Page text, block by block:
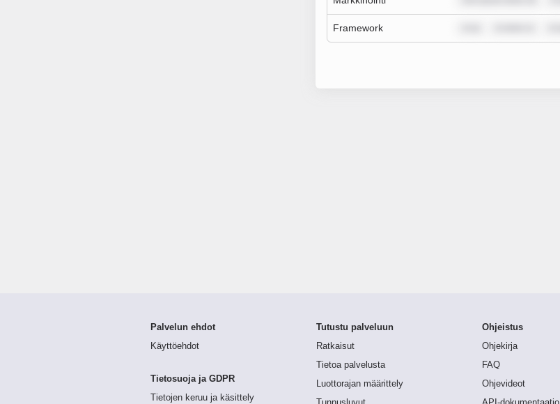
Framework
Palvelun ehdot
Käyttöehdot
Tietosuoja ja GDPR
Tietojen keruu ja käsittely
Tutustu palveluun
Ratkaisut
Tietoa palvelusta
Luottorajan määrittely
Ohjeistus
Ohjekirja
FAQ
Ohjevideot